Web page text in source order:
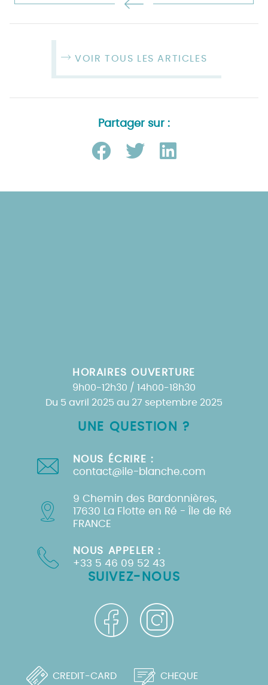
VOIR TOUS LES ARTICLES
Partager sur :
UNE QUESTION ?
NOUS ÉCRIRE :
contact@ile-blanche.com
9 Chemin des Bardonnières,
17630 La Flotte en Ré - Île de Ré
FRANCE
NOUS APPELER :
+33 5 46 09 52 43
HORAIRES OUVERTURE
9h00-12h30 / 14h00-18h30
Du 5 avril 2025 au 27 septembre 2025
SUIVEZ-NOUS
CREDIT-CARD CHEQUE